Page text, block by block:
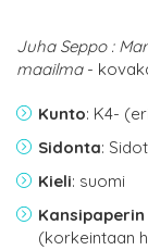
Juha Seppo :
maailma-
Kunto: K4-
Sidonta:
Kieli: suomi
(korkeintaan